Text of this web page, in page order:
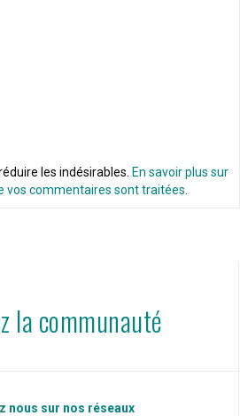
les indésirables. En savoir plus sur
vos commentaires sont traitées.
la communauté
nous sur nos réseaux